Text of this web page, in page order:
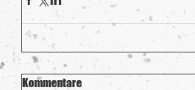
Kommentare